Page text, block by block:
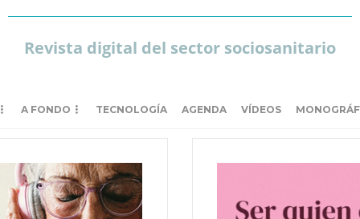
Revista digital del sector sociosanitario
A FONDO TECNOLOGÍA AGENDA VÍDEOS